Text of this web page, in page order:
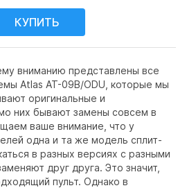
вниманию представлены все
Atlas AT-09B/ODU, которые мы
оригинальные и
них бывают замены совсем в
ваше внимание, что у
одна и та же модель сплит-
в разных версиях с разными
друг друга. Это значит,
пульт. Однако в